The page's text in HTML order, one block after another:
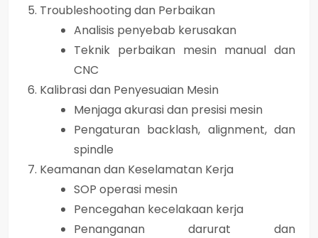
Troubleshooting dan Perbaikan
Analisis penyebab kerusakan
Teknik perbaikan mesin manual dan
CNC
Kalibrasi dan Penyesuaian Mesin
Menjaga akurasi dan presisi mesin
Pengaturan backlash, alignment, dan
spindle
Keamanan dan Keselamatan Kerja
SOP operasi mesin
Pencegahan kecelakaan kerja
Penanganan darurat dan